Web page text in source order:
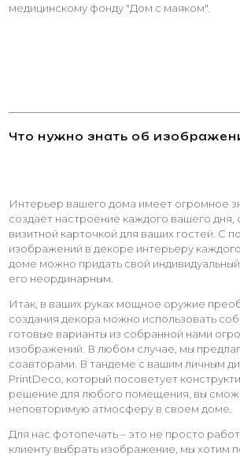
медицинскому фонду "Дом с маяком".
Что нужно знать об
Интерьер вашего дома имеет огромное
создает настроение каждого вашего дня,
визитной карточкой для ваших гостей. С
изображений в декоре интерьеру
доме можно придать свой
его неординарным.
Итак, в ваших руках мощное оружие
создания декора можно использовать
готовые варианты из собранной нами
изображений. В любом случае, мы
соавторами. В тандеме с вашим личным
PrintDeco, который посоветует
решение для любого помещения, вы
неповторимую атмосферу в своем доме.
Для нас фотопечать – это не просто
клиенту выбрать изображение, мы хотим